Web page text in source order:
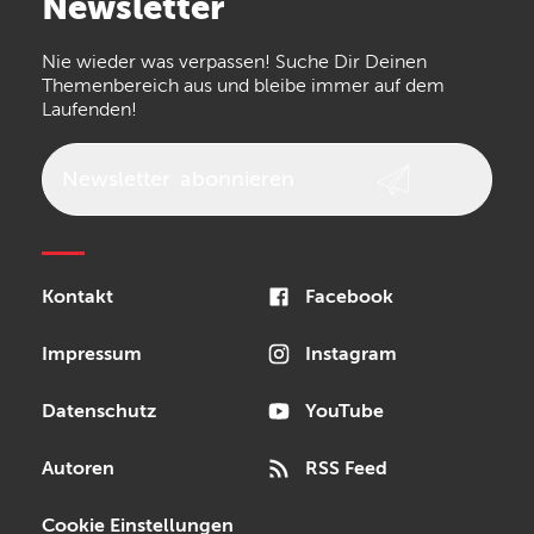
the t.bone
Walrus Audio Epiphone
Nie wieder was verpassen! Suche Dir Deinen
Themenbereich aus und bleibe immer auf dem
Laufenden!
Kontakt
Impressum
Datenschutz
Autoren
Cookie Einstellungen
Facebook
Instagram
YouTube
RSS Feed